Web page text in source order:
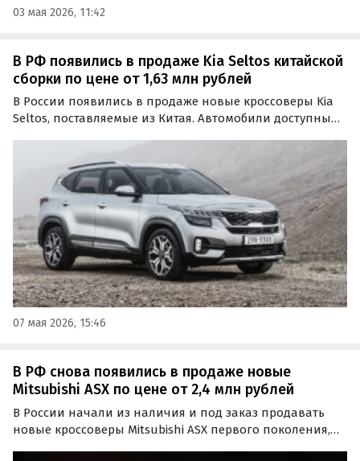
03 мая 2026, 11:42
В РФ появились в продаже Kia Seltos китайской
сборки по цене от 1,63 млн рублей
В России появились в продаже новые кроссоверы Kia
Seltos, поставляемые из Китая. Автомобили доступны
«Автоновости дня».
07 мая 2026, 15:46
В РФ снова появились в продаже новые
Mitsubishi ASX по цене от 2,4 млн рублей
В России начали из наличия и под заказ продавать
новые кроссоверы Mitsubishi ASX первого поколения,